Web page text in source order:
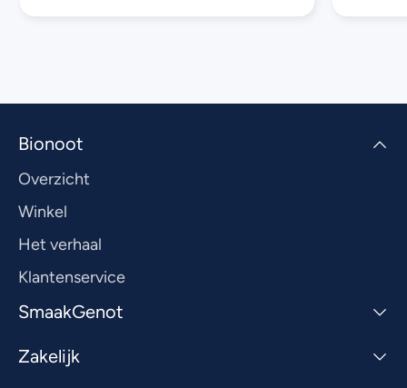
Bionoot
Overzicht
Winkel
Het verhaal
Klantenservice
SmaakGenot
Zakelijk